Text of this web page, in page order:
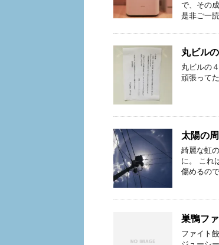
で、その
是非ご一
丸ビル
丸ビルの
頑張って
太陽の
綺麗な虹
に。 これ
傷めるの
巣鴨フ
ファイト